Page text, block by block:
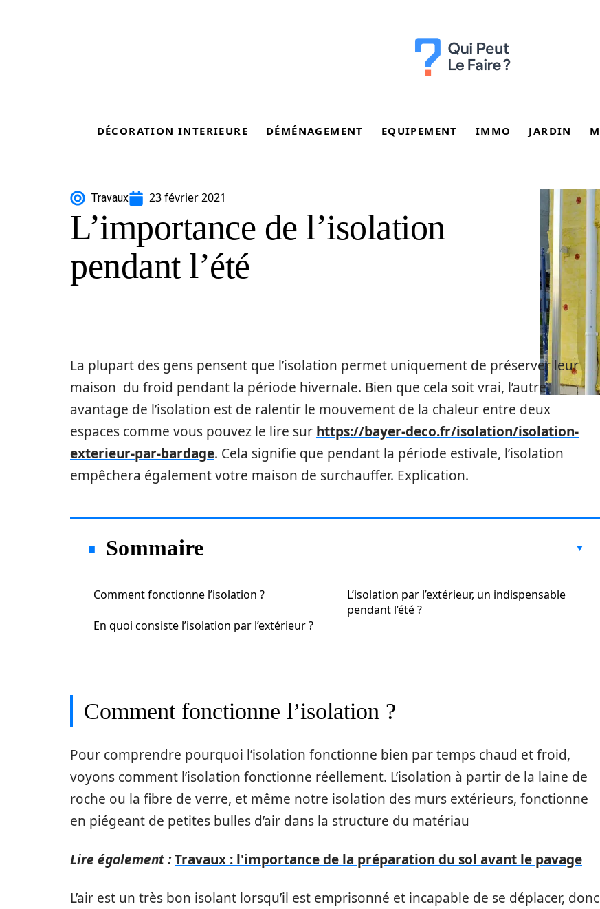
DÉCORATION INTERIEURE DÉMÉNAGEMENT EQUIPEMENT IMMO JARDIN
Travaux 23 février 2021
L’importance de l’isolation
pendant l’été
La plupart des gens pensent que l’isolation permet uniquement de préserver leur
maison du froid pendant la période hivernale. Bien que cela soit vrai, l’autre
avantage de l’isolation est de ralentir le mouvement de la chaleur entre deux
espaces comme vous pouvez le lire sur https://bayer-deco.fr/isolation/isolation-
exterieur-par-bardage. Cela signifie que pendant la période estivale, l’isolation
empêchera également votre maison de surchauffer. Explication.
Sommaire
Comment fonctionne l’isolation ?
En quoi consiste l’isolation par l’extérieur ?
L’isolation par l’extérieur, un indispensable
pendant l’été ?
Comment fonctionne l’isolation ?
Pour comprendre pourquoi l’isolation fonctionne bien par temps chaud et froid,
voyons comment l’isolation fonctionne réellement. L’isolation à partir de la laine de
roche ou la fibre de verre, et même notre isolation des murs extérieurs, fonctionne
en piégeant de petites bulles d’air dans la structure du matériau
Lire également :Travaux : l'importance de la préparation du sol avant le pavage
L’air est un très bon isolant lorsqu’il est emprisonné et incapable de se déplacer, donc